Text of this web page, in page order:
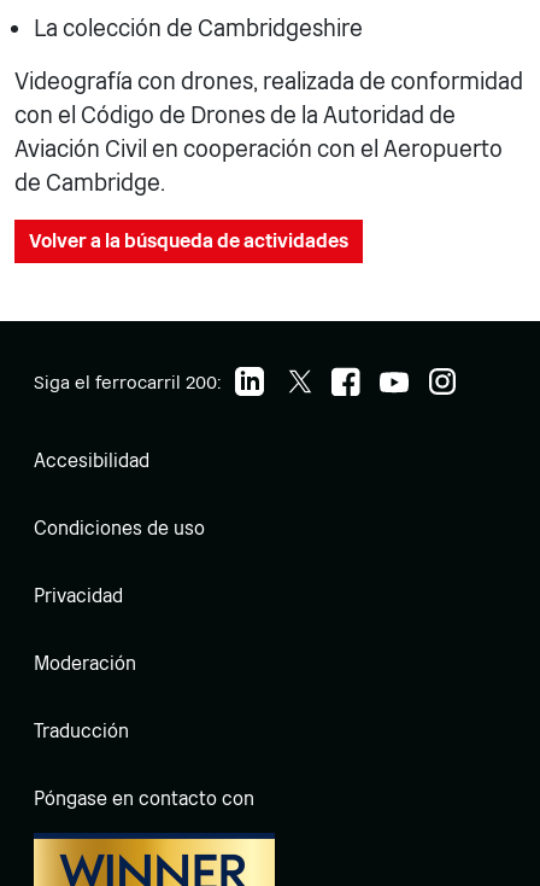
La colección de Cambridgeshire
Videografía con drones, realizada de conformidad
con el Código de Drones de la Autoridad de
Aviación Civil en cooperación con el Aeropuerto
de Cambridge.
Volver a la búsqueda de actividades
Siga el ferrocarril 200:
Accesibilidad
Condiciones de uso
Privacidad
Moderación
Traducción
Póngase en contacto con